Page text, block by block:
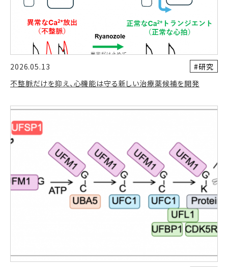
2026.05.13
#研究
不整脈だけを抑え、心機能は守る新しい治療薬候補を開発